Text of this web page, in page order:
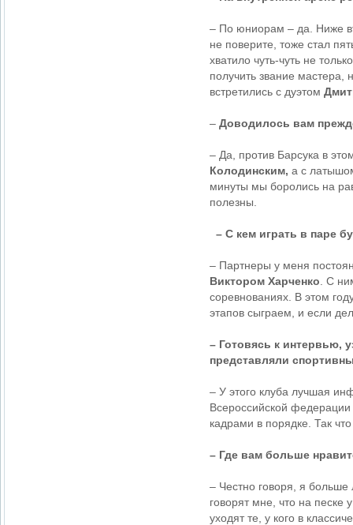
– По юниорам – да. Ниже
не поверите, тоже стал
хватило чуть-чуть не
получить звание
встретились с дуэтом
– Доводилось вам
– Да, против Барсука в
Колодинским, а с
минуты мы боролись на
полезны.
– С кем играть в паре
– Партнеры у меня
Виктором Харченко . С
соревнованиях. В этом
этапов сыграем, и если
– Готовясь к интервью,
представляли
– У этого клуба лучшая
Всероссийской
кадрами в порядке. Так
– Где вам больше
– Честно говоря, я
говорят мне, что на
уходят те, у кого в